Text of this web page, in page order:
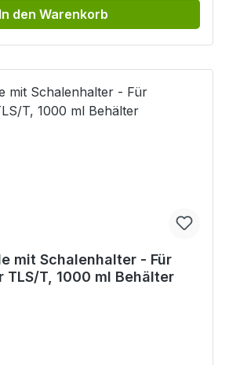
In den Warenkorb
mit Schalenhalter - Für
TLS/T, 1000 ml Behälter